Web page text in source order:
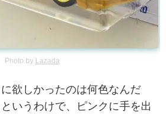
Photo by Lazada
欲しかったのは何色なんだ
いうわけで、ピンクに手を出